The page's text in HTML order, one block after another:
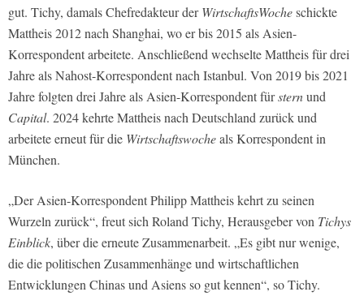
gut. Tichy, damals Chefredakteur derWirtschaftsWocheschickte
Mattheis 2012 nach Shanghai, wo er bis 2015 als Asien-
Korrespondent arbeitete. Anschließend wechselte Mattheis für drei
Jahre als Nahost-Korrespondent nach Istanbul. Von 2019 bis 2021
Jahre folgten drei Jahre als Asien-Korrespondent fürsternund
Capital. 2024 kehrte Mattheis nach Deutschland zurück und
arbeitete erneut für die Wirtschaftswocheals Korrespondent in
München.
„Der Asien-Korrespondent Philipp Mattheis kehrt zu seinen
Wurzeln zurück“, freut sich Roland Tichy, Herausgeber von Tichys
Einblick, über die erneute Zusammenarbeit. „Es gibt nur wenige,
die die politischen Zusammenhänge und wirtschaftlichen
Entwicklungen Chinas und Asiens so gut kennen“, so Tichy.